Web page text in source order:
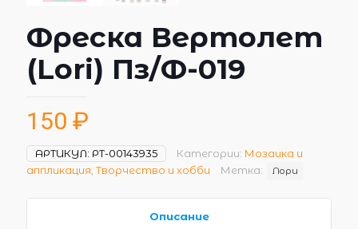
Фреска Вертолет
(Lori) Пз/Ф-019
150 ₽
АРТИКУЛ: РТ-00143935 Категории: Мозаика и
аппликация Творчество и хобби Метка: Лори
Описание